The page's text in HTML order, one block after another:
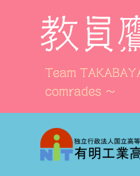
教員
Team
comrades ～